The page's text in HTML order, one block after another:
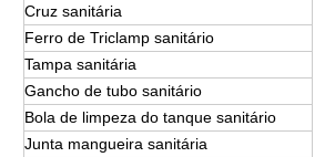
Cruz sanitária
Ferro de Triclamp sanitário
Tampa sanitária
Gancho de tubo sanitário
Bola de limpeza do tanque sanitário
Junta mangueira sanitária